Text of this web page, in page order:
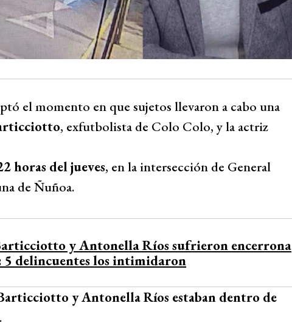
el momento en que sujetos llevaron a cabo una
, exfutbolista de Colo Colo, y la actriz
horas del jueves, en la intersección de General
de Ñuñoa.
y Antonella Ríos sufrieron encerrona
5 delincuentes los intimidaron
y Antonella Ríos estaban dentro de
.